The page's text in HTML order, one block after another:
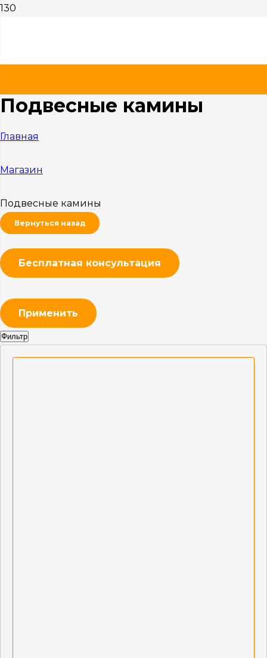
Подвесные камины
Главная
Магазин
Подвесные камины
Вернуться назад
Бесплатная консультация
Применить
Фильтр